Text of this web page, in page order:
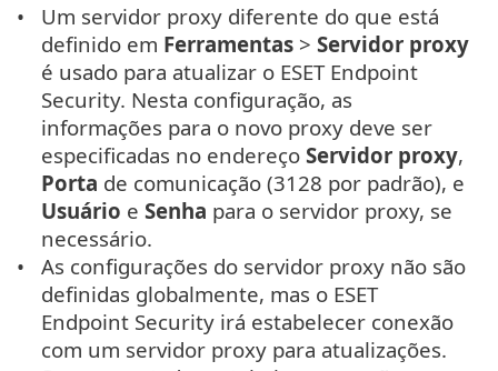
Um servidor proxy diferente do que está
definido em Ferramentas >Servidor proxy
é usado para atualizar o ESET Endpoint
Security. Nesta configuração, as
informações para o novo proxy deve ser
especificadas no endereçoServidor proxy,
Porta de comunicação (3128 por padrão), e
Usuário eSenha para o servidor proxy, se
necessário.
As configurações do servidor proxy não são
definidas globalmente, mas o ESET
Endpoint Security irá estabelecer conexão
com um servidor proxy para atualizações.